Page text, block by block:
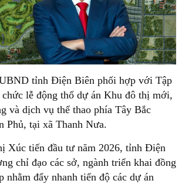
tỉnh Điện Biên phối hợp với Tập
lễ động thổ dự án Khu đô thị mới,
và dịch vụ thể thao phía Tây Bắc
Phủ, tại xã Thanh Nưa.
Xúc tiến đầu tư năm 2026, tỉnh Điện
chỉ đạo các sở, ngành triển khai đồng
nhằm đẩy nhanh tiến độ các dự án